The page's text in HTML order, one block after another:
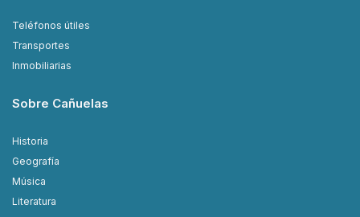
Teléfonos útiles
Transportes
Inmobiliarias
Sobre Cañuelas
Historia
Geografía
Música
Literatura